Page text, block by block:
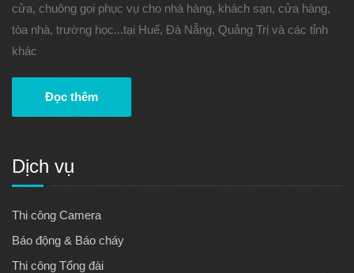
cửa, chuông gọi phục vụ cho nhà hàng, khách sạn, cửa hàng,
tòa nhà, trường học...tại Huế, Đà Nẵng, Quảng Trị và các tỉnh
khác
Đọc thêm
Dịch vụ
Thi công Camera
Báo động & Báo cháy
Thi công Tổng đài